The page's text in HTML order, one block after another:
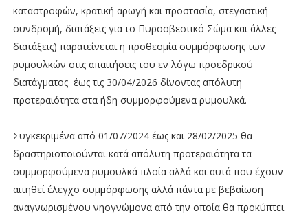
καταστροφών, κρατική αρωγή και προστασία, στεγαστική
συνδρομή, διατάξεις για το Πυροσβεστικό Σώμα και άλλες
διατάξεις) παρατείνεται η προθεσμία συμμόρφωσης των
ρυμουλκών στις απαιτήσεις του εν λόγω προεδρικού
διατάγματος έως τις 30/04/2026 δίνοντας απόλυτη
προτεραιότητα στα ήδη συμμορφούμενα ρυμουλκά.
Συγκεκριμένα από 01/07/2024 έως και 28/02/2025 θα
δραστηριοποιούνται κατά απόλυτη προτεραιότητα τα
συμμορφούμενα ρυμουλκά πλοία αλλά και αυτά που έχουν
αιτηθεί έλεγχο συμμόρφωσης αλλά πάντα με βεβαίωση
αναγνωρισμένου νηογνώμονα από την οποία θα προκύπτει